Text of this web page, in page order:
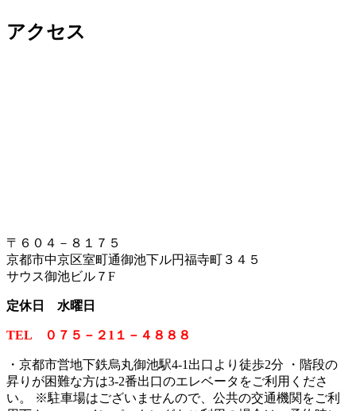
アクセス
〒６０４－８１７５
京都市中京区室町通御池下ル円福寺町３４５
サウス御池ビル７F
定休日 水曜日
TEL ０７５－２1１－４８８８
・京都市営地下鉄烏丸御池駅4-1出口より徒歩2分 ・階段の
昇りが困難な方は3-2番出口のエレベータをご利用くださ
い。
※駐車場はございませんので、公共の交通機関をご利